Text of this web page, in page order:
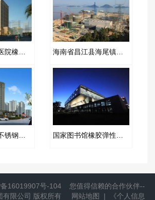
16019907号-104
您值得信赖的合作伙伴--
有限公司 版权所有 网站地图 | 《个人信息